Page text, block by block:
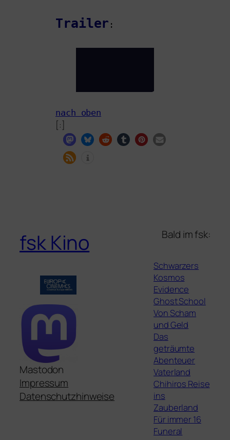
Trailer :
nach oben
[:]
fsk Kino
Mastodon
Impressum
Datenschutzhinweise
Bald im fsk:
Schwarzers
Kosmos
Evidence
Ghost School
Von Scham
und Geld
Das
geträumte
Abenteuer
Vaterland
Chihiros Reise
ins
Zauberland
Für immer 16
Funeral